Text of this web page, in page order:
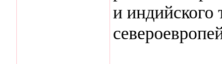
и индийского